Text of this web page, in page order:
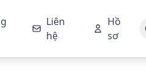
Liên
hệ
Hồ
sơ